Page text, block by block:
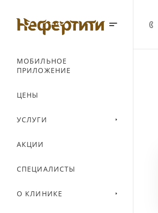
МОБИЛЬНОЕ
ПРИЛОЖЕНИЕ
ЦЕНЫ
УСЛУГИ
АКЦИИ
СПЕЦИАЛИСТЫ
О КЛИНИКЕ